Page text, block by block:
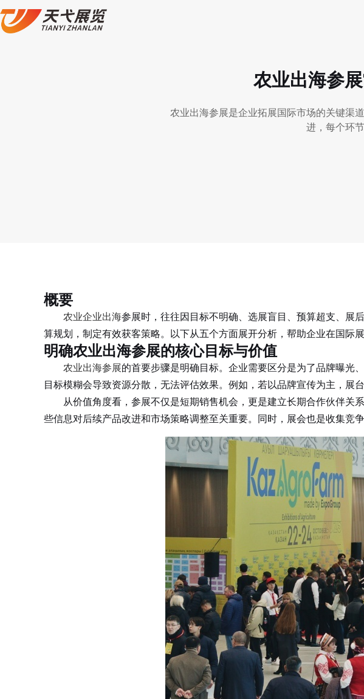
农业出海参
农业出海参展是企业拓展国际市场的关键渠
进，每个环
概要
农业企业出海参展时，往往因目标不明确、选展盲目、预算超支、展
算规划，制定有效获客策略。以下从五个方面展开分析，帮助企业在国际
明确农业出海参展的核心目标与价值
农业出海参展的首要步骤是明确目标。企业需要区分是为了品牌曝光
目标模糊会导致资源分散，无法评估效果。例如，若以品牌宣传为主，展
从价值角度看，参展不仅是短期销售机会，更是建立长期合作伙伴关
些信息对后续产品改进和市场策略调整至关重要。同时，展会也是收集竞